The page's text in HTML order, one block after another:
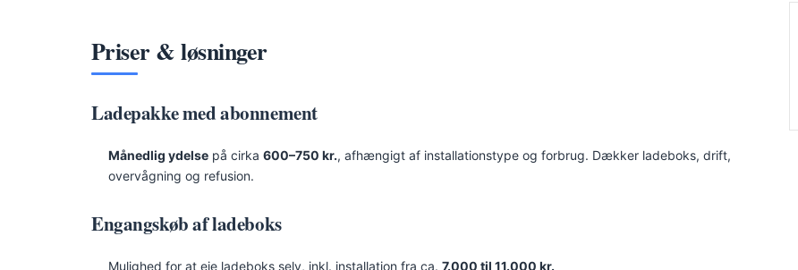
Priser & løsninger
Ladepakke med abonnement
Månedlig ydelsepå cirka 600–750 kr., afhængigt af installationstype og forbrug. Dækker ladeboks, drift,
overvågning og refusion.
Engangskøb af ladeboks
Mulighed for at eje ladeboks selv, inkl. installation fra ca. 7.000 til 11.000 kr.